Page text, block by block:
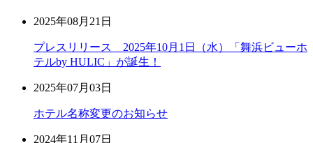
2025年08月21日
プレスリリース 2025年10月1日（水）「舞浜ビューホ
テルby HULIC」が誕生！
2025年07月03日
ホテル名称変更のお知らせ
2024年11月07日